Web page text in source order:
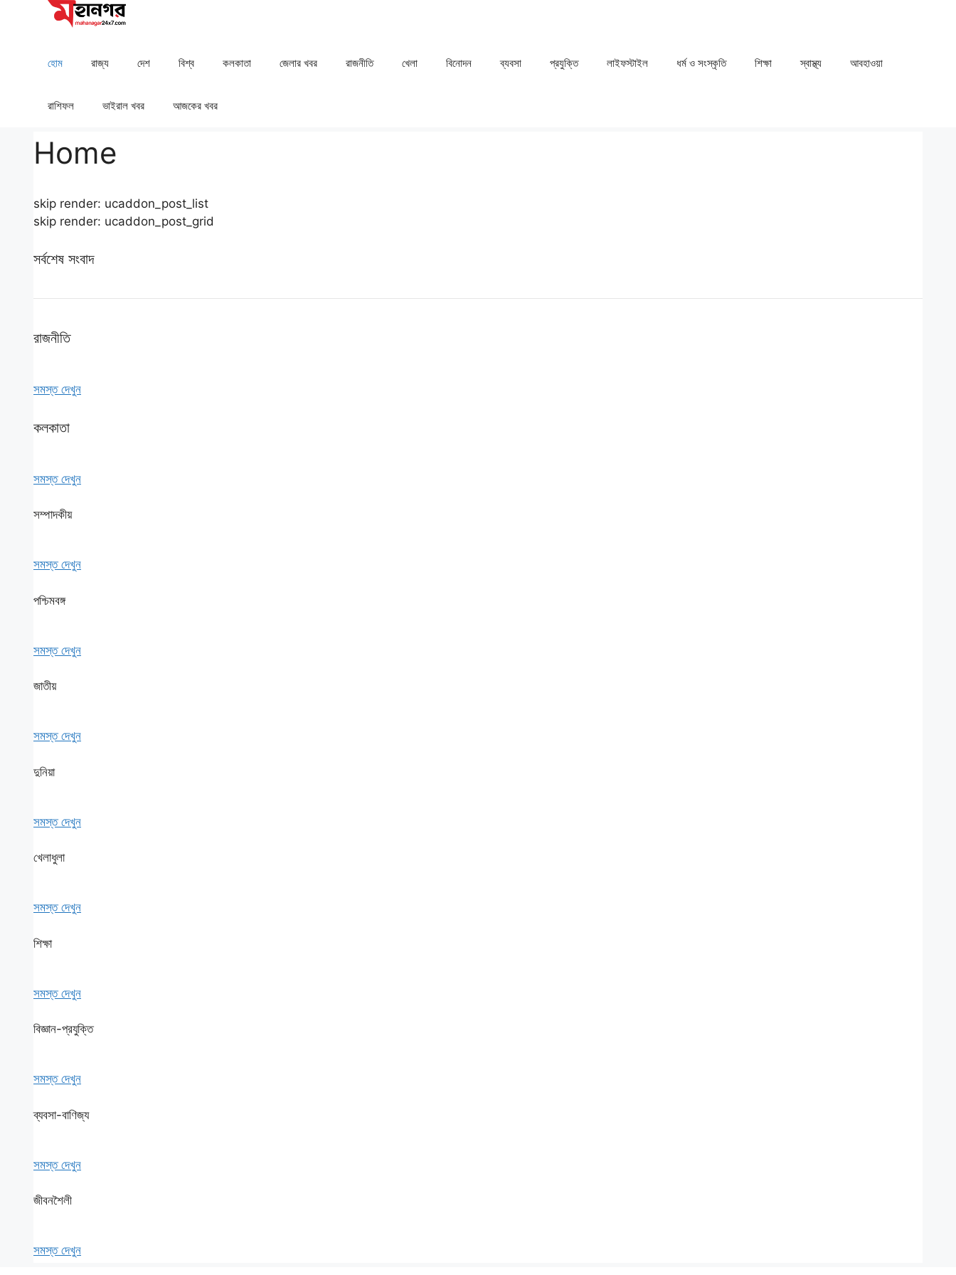
হোম রাজ্য দেশ ⁠বিশ্ব কলকাতা ⁠⁠জেলার খবর রাজনীতি খেলা ⁠বিনোদন ব্যবসা প্রযুক্তি লাইফস্টাইল ধর্ম ও সংস্কৃতি ⁠⁠শিক্ষা ⁠⁠স্বাস্থ্য ⁠⁠আবহাওয়া
রাশিফল ⁠⁠ভাইরাল খবর আজকের খবর
Home
skip render: ucaddon_post_list
skip render: ucaddon_post_grid
সর্বশেষ সংবাদ
রাজনীতি
সমস্ত দেখুন
কলকাতা
সমস্ত দেখুন
সম্পাদকীয়
সমস্ত দেখুন
পশ্চিমবঙ্গ
সমস্ত দেখুন
জাতীয়
সমস্ত দেখুন
দুনিয়া
সমস্ত দেখুন
খেলাধুলা
সমস্ত দেখুন
শিক্ষা
সমস্ত দেখুন
বিজ্ঞান-প্রযুক্তি
সমস্ত দেখুন
ব্যবসা-বাণিজ্য
সমস্ত দেখুন
জীবনশৈলী
সমস্ত দেখুন